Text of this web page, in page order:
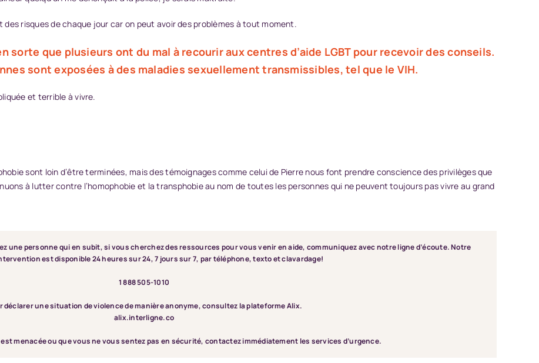
risques de chaque jour car on peut avoir des problèmes à tout moment.
sorte que plusieurs ont du mal à recourir aux centres d’aide LGBT pour recevoir des conseils.
sont exposées à des maladies sexuellement transmissibles, tel que le VIH.
et terrible à vivre.
sont loin d’être terminées, mais des témoignages comme celui de Pierre nous font prendre conscience des privilèges que
à lutter contre l’homophobie et la transphobie au nom de toutes les personnes qui ne peuvent toujours pas vivre au grand
une personne qui en subit, si vous cherchez des ressources pour vous venir en aide, communiquez avec notre ligne d’écoute. Notre
est disponible 24 heures sur 24, 7 jours sur 7, par téléphone, texto et clavardage!
1 888 505-1010
déclarer une situation de violence de manière anonyme, consultez la plateforme Alix.
alix.interligne.co
menacée ou que vous ne vous sentez pas en sécurité, contactez immédiatement les services d’urgence.